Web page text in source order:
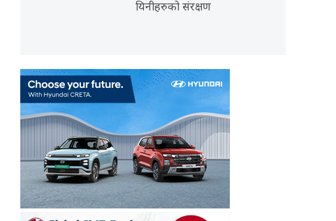
यिनीहरुको संरक्षण